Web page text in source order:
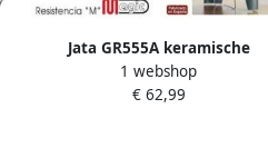
Jata GR555A keramische
grillplaat 2500 Watt PFOA-vrij
grill oppervlak 46 x 28 cm- 4
1 webshop
€ 62,99